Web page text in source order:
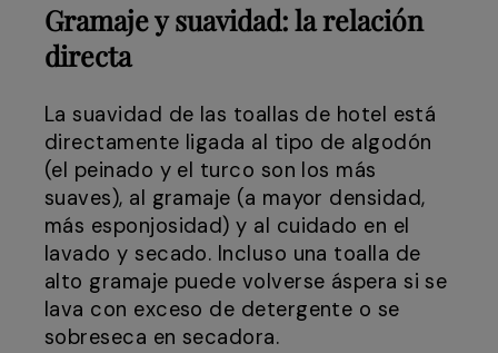
Gramaje y suavidad: la relación
directa
La suavidad de las toallas de hotel está
directamente ligada al tipo de algodón
(el peinado y el turco son los más
suaves), al gramaje (a mayor densidad,
más esponjosidad) y al cuidado en el
lavado y secado. Incluso una toalla de
alto gramaje puede volverse áspera si se
lava con exceso de detergente o se
sobreseca en secadora.